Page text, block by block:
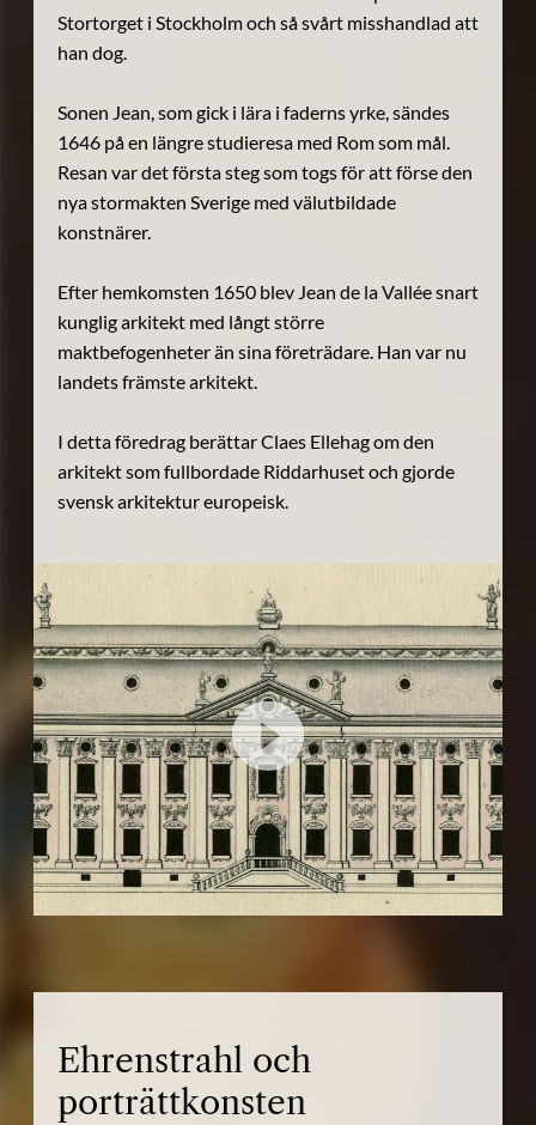
Stortorget i Stockholm och så svårt misshandlad att
han dog.
Sonen Jean, som gick i lära i faderns yrke, sändes
1646 på en längre studieresa med Rom som mål.
Resan var det första steg som togs för att förse den
nya stormakten Sverige med välutbildade
konstnärer.
Efter hemkomsten 1650 blev Jean de la Vallée snart
kunglig arkitekt med långt större
maktbefogenheter än sina företrädare. Han var nu
landets främste arkitekt.
I detta föredrag berättar Claes Ellehag om den
arkitekt som fullbordade Riddarhuset och gjorde
svensk arkitektur europeisk.
Ehrenstrahl och
porträttkonsten